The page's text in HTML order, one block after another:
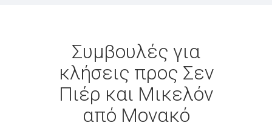
Συμβουλές για
κλήσεις προς Σεν
Πιέρ και Μικελόν
από Μονακό